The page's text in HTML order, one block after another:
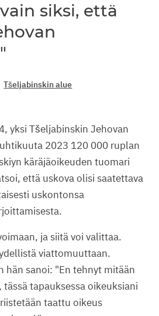
siksi, että
Tšeljabinskin alue
yksi Tšeljabinskin Jehovan
2023 120 000 ruplan
käräjäoikeuden tuomari
että uskova olisi saatettava
uskontonsa
ja siitä voi valittaa.
viattomuuttaan.
hän sanoi: "En tehnyt mitään
tapauksessa oikeuksiani
taattu oikeus